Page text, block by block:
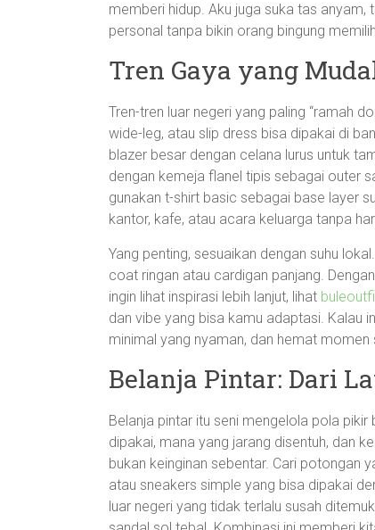
memberi hidup. Aku juga suka tas
personal tanpa bikin orang bingung
Tren Gaya yang
Tren-tren luar negeri yang paling “ramah
wide-leg, atau slip dress bisa dipakai di
blazer besar dengan celana lurus untuk
dengan kemeja flanel tipis sebagai outer
gunakan t-shirt basic sebagai base layer
kantor, kafe, atau acara keluarga tanpa
Yang penting, sesuaikan dengan suhu
coat ringan atau cardigan panjang.
ingin lihat inspirasi lebih lanjut, lihat
dan vibe yang bisa kamu adaptasi. Kalau
minimal yang nyaman, dan hemat
Belanja Pintar: Dari
Belanja pintar itu seni mengelola pola
dipakai, mana yang jarang disentuh, dan
bukan keinginan sebentar. Cari potongan
atau sneakers simple yang bisa dipakai
luar negeri yang tidak terlalu susah